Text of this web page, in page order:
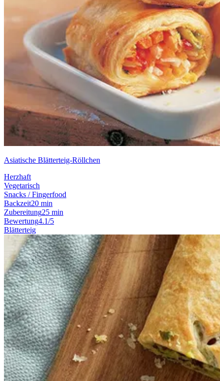
Asiatische Blätterteig-Röllchen
Herzhaft
Vegetarisch
Snacks / Fingerfood
Backzeit20 min
Zubereitung25 min
Bewertung4.1/5
Blätterteig